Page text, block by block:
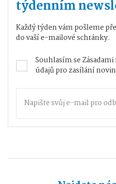
týdenním
Každý týden vám pošleme
do vaší e-mailové schránky.
Souhlasím se
údajůpro zasílání